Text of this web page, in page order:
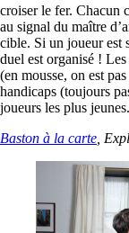
croiser le fer. Chacun
au signal du maître
cible. Si un joueur est
duel est organisé !
(en mousse, on est
handicaps (toujours
joueurs les plus jeunes.
Baston à la carte ,